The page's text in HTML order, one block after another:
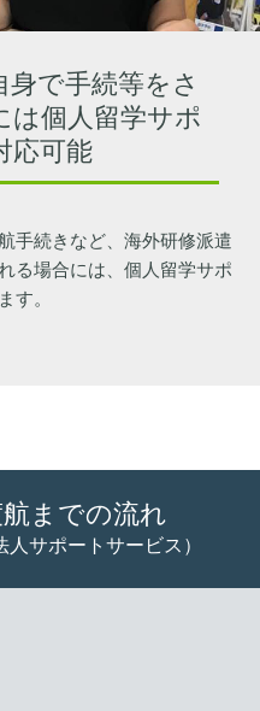
身で手続等をさ
は個人留学サポ
応可能
手続きなど、海外研修派遣
る場合には、個人留学サポ
す。
までの流れ
人サポートサービス）